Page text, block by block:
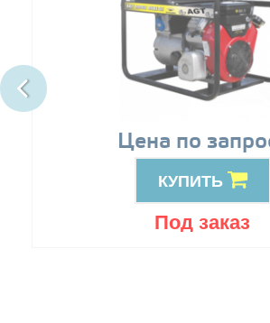
Цена по
КУПИТЬ
Под заказ